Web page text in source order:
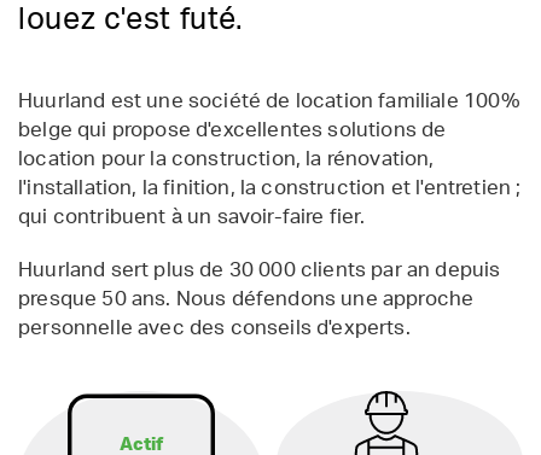
louez c'est futé.
Huurland est une société de location familiale 100%
belge qui propose d'excellentes solutions de
location pour la construction, la rénovation,
l'installation, la finition, la construction et l'entretien ;
qui contribuent à un savoir-faire fier.
Huurland sert plus de 30 000 clients par an depuis
presque 50 ans. Nous défendons une approche
personnelle avec des conseils d'experts.
Actif